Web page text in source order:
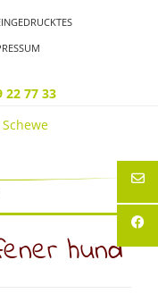
77 33
hund